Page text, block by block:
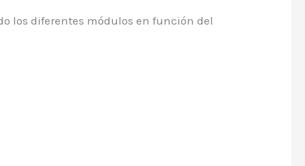
los diferentes módulos en función del